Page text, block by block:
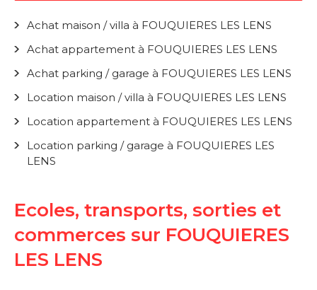
Achat maison / villa à FOUQUIERES LES LENS
Achat appartement à FOUQUIERES LES LENS
Achat parking / garage à FOUQUIERES LES LENS
Location maison / villa à FOUQUIERES LES LENS
Location appartement à FOUQUIERES LES LENS
Location parking / garage à FOUQUIERES LES
LENS
Ecoles, transports, sorties et
commerces sur FOUQUIERES
LES LENS